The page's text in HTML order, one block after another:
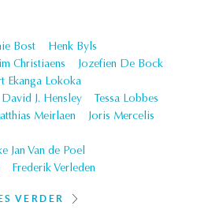
Bost
Henk Byls
Christiaens
Jozefien De Bock
Ekanga Lokoka
David J. Hensley
Tessa Lobbes
Meirlaen
Joris Mercelis
Jan Van de Poel
Frederik Verleden
VERDER